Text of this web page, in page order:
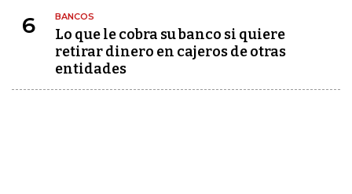
6 BANCOS
Lo que le cobra su banco si quiere
retirar dinero en cajeros de otras
entidades